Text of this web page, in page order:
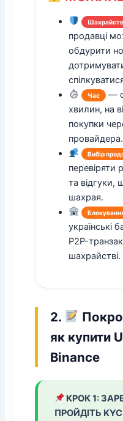
продавці
обдурити
Час
—
хвилин, на
покупки
провайдера.
Вибір
перевіряти
та відгуки,
шахрая.
українські
P2P-
шахрайстві.
2.
як купити
Binance
КРОК 1:
ПРОЙДІТЬ KYC